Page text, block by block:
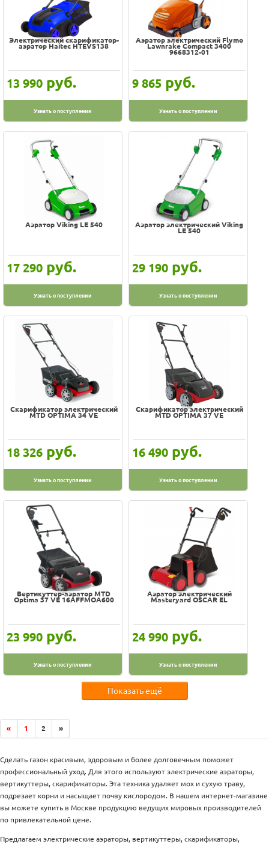
Электрический скарификатор-
аэратор Haitec HTEVS138
13 990 руб.
Узнать о поступлении
Аэратор электрический Flymo
Lawnrake Compact 3400
9668312-01
9 865 руб.
Узнать о поступлении
Аэратор Viking LE 540
17 290 руб.
Узнать о поступлении
Аэратор электрический Viking
LЕ 540
29 190 руб.
Узнать о поступлении
Скарификатор электрический
MTD OPTIMA 34 VE
18 326 руб.
Узнать о поступлении
Скарификатор электрический
MTD OPTIMA 37 VE
16 490 руб.
Узнать о поступлении
Вертикуттер-аэратор MTD
Optima 37 VE 16AFFMOA600
23 990 руб.
Узнать о поступлении
Аэратор электрический
Masteryard OSCAR EL
24 990 руб.
Узнать о поступлении
Показать ещё
« 1 2 »
Сделать газон красивым, здоровым и более долговечным поможет
профессиональный уход. Для этого используют электрические аэраторы,
вертикуттеры, скарификаторы. Эта техника удаляет мох и сухую траву,
подрезает корни и насыщает почву кислородом. В нашем интернет-магазине
вы можете купить в Москве продукцию ведущих мировых производителей
по привлекательной цене.
Предлагаем электрические аэраторы, вертикуттеры, скарификаторы,